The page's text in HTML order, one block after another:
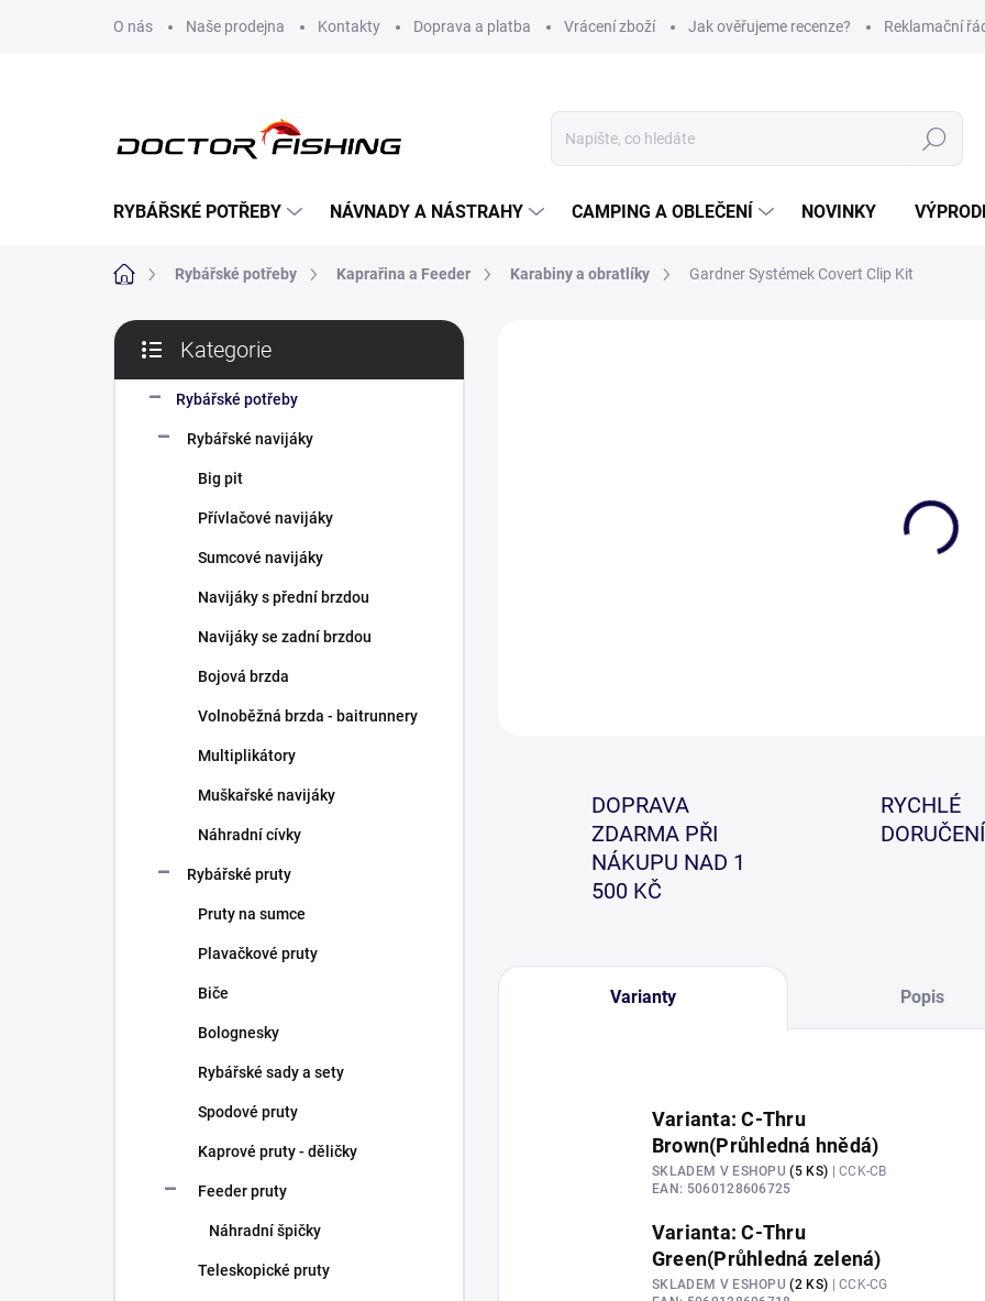
O nás Naše prodejna Kontakty Doprava a platba Vrácení zboží Jak ověřujeme recenze? Reklamační
Hledat
RYBÁŘSKÉ POTŘEBY NÁVNADY A NÁSTRAHY CAMPING A OBLEČENÍ NOVINKY
Domů Rybářské potřeby Kaprařina a Feeder Karabiny a obratlíky Gardner Systémek Covert Clip Kit
P
s
kategorie
Kategorie
Rybářské potřeby
Rybářské navijáky
Big pit
Přívlačové navijáky
Sumcové navijáky
Navijáky s přední brzdou
Navijáky se zadní brzdou
Bojová brzda
Volnoběžná brzda - baitrunnery
Multiplikátory
Muškařské navijáky
Náhradní cívky
Rybářské pruty
Pruty na sumce
Plavačkové pruty
Biče
Bolognesky
Rybářské sady a sety
Spodové pruty
Kaprové pruty - děličky
Feeder pruty
Náhradní špičky
Teleskopické pruty
DOPRAVA
ZDARMA PŘI
NÁKUPU NAD 1
500 KČ
RYCHLÉ
DORUČENÍ
Varianty Popis
Varianta: C-Thru
Brown(Průhledná hnědá)
SKLADEM V ESHOPU(5 KS) | CCK-CB
EAN: 5060128606725
Varianta: C-Thru
Green(Průhledná zelená)
SKLADEM V ESHOPU(2 KS) | CCK-CG